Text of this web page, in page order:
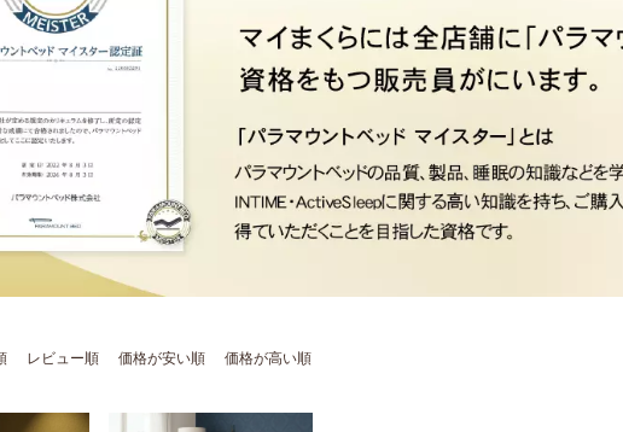
レビュー順 価格が安い順 価格が高い順